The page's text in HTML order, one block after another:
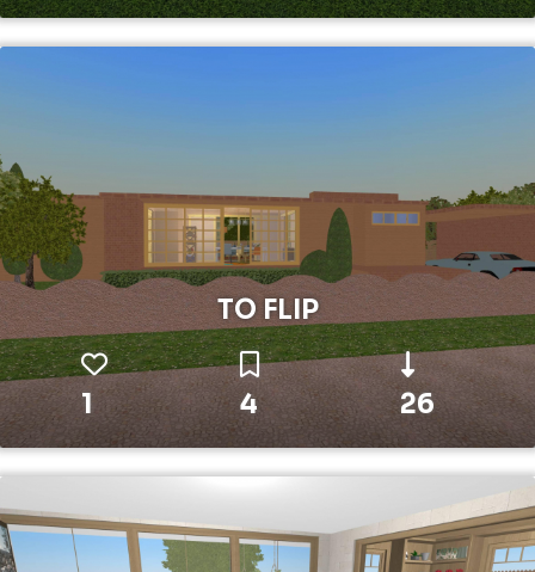
TO FLIP
1 4 26